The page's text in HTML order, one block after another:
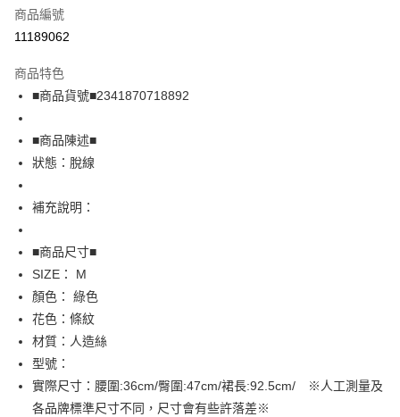
超商取貨付款
Apple Pay
街口支付
悠遊付
全盈+PAY
相關說明
AFTEE先享後付是「在收到商品之後才付款」的支付方式。 讓您購物簡單
便利好安心！
１．簡單：不需註冊會員、不需綁卡、不需儲值。
２．便利：只要手機號碼，簡訊認證，即可結帳。
３．安心：先確認商品／服務後，再付款。
【「AFTEE先享後付」結帳流程】
１．於結帳方式選擇「AFTEE先享後付」後，將跳轉至「AFTEE先享後付」
結帳頁面，進行簡訊認證並確認金額後，即可完成結帳。
運送方式
全家取貨付款
免運費
免運費
商品編號
11189062
商品特色
■商品貨號■2341870718892
■商品陳述■
狀態：脫線
補充說明：
■商品尺寸■
SIZE： M
顏色： 綠色
花色：條紋
材質：人造絲
型號：
實際尺寸：腰圍:36cm/臀圍:47cm/裙長:92.5cm/ ※人工測量及
各品牌標準尺寸不同，尺寸會有些許落差※